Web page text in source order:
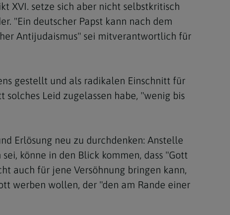
XVI. setze sich aber nicht selbstkritisch
"Ein deutscher Papst kann nach dem
Antijudaismus" sei mitverantwortlich für
gestellt und als radikalen Einschnitt für
solches Leid zugelassen habe, "wenig bis
Erlösung neu zu durchdenken: Anstelle
könne in den Blick kommen, dass "Gott
auch für jene Versöhnung bringen kann,
werben wollen, der "den am Rande einer